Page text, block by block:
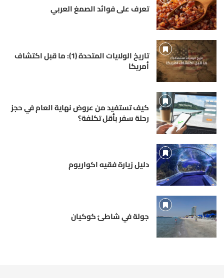
تعرف على فوائد الصمغ العربي
تاريخ الولايات المتحدة (1): ما قبل اكتشاف
أمريكا
كيف تستفيد من عروض نهاية العام في حجز
رحلة سفر بأقل تكلفة؟
دليل زيارة فقيه اكواريوم
جولة في شاطئ كوكيان